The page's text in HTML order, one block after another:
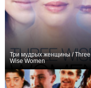
Три мудрых женщины / Three
Wise Women